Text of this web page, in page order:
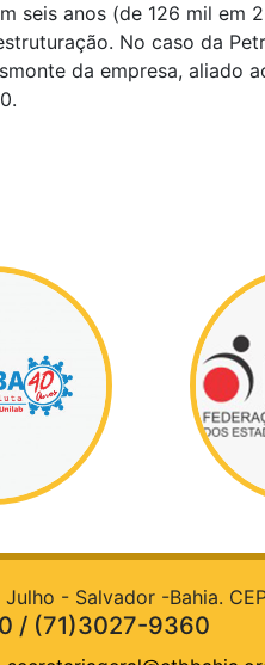
anos (de 126 mil em
No caso da
da empresa, aliado
Julho - Salvador -Bahia.
/ (71)3027-9360